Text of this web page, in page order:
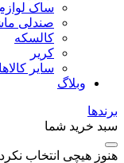
ساک
صندلی
کالسکه
کریر
سایر
وبلاگ
برندها
سبد خرید شما
هنوز هیچی انتخاب